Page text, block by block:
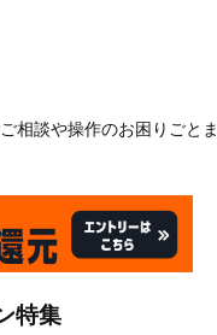
相談や操作のお困りごと
特集